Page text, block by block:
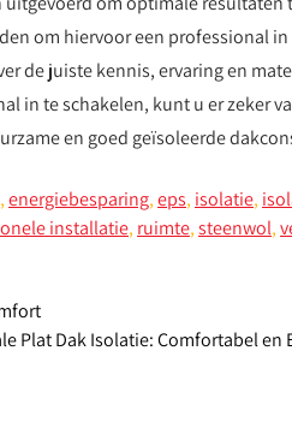
om hiervoor een professional in
de juiste kennis, ervaring en
in te schakelen, kunt u er zeker
en goed geïsoleerde
,energiebesparing,eps, isolatie,
installatie, ruimte,steenwol,
Plat Dak Isolatie: Comfortabel en